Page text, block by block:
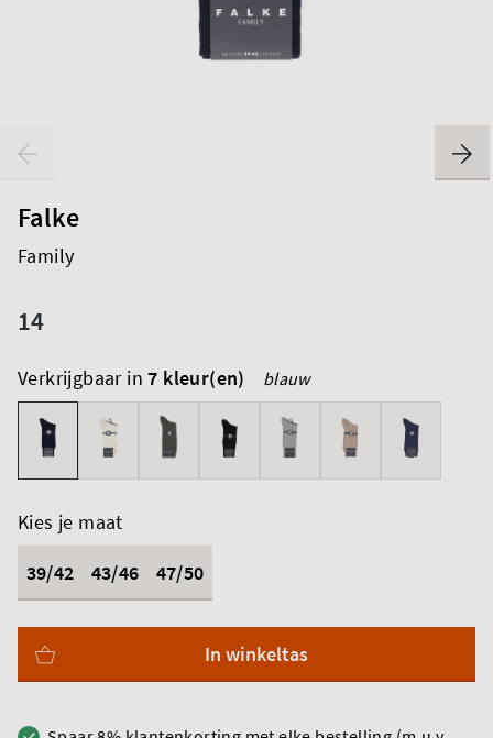
Falke
Family
14
Verkrijgbaar in7 kleur(en) blauw
Kies je maat
39/42
43/46 47/50
In winkeltas